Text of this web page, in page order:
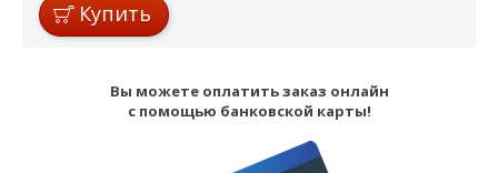
Купить
Вы можете оплатить заказ онлайн
с помощью банковской карты!